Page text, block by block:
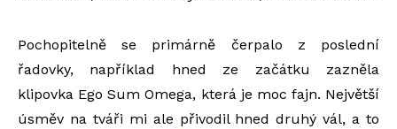
Pochopitelně se primárně čerpalo z poslední
řadovky, například hned ze začátku zazněla
klipovka Ego Sum Omega, která je moc fajn. Největší
úsměv na tváři mi ale přivodil hned druhý vál, a to